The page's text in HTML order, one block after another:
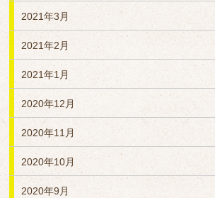
2021年3月
2021年2月
2021年1月
2020年12月
2020年11月
2020年10月
2020年9月